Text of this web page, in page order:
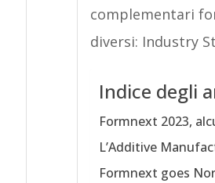
complementari
diversi: Industry
Indice degli
Formnext 2023,
L’Additive
Formnext goes